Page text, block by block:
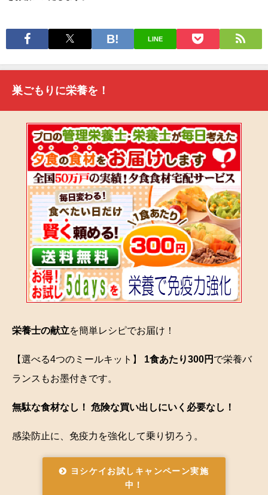
LINE
巣ごもりに栄養を！
栄養士の献立を簡単レシピでお届け！
【選べる4つのミールキット】 1食あたり300円 で栄養バ
ランスもお墨付きです。
無駄な食材なし！ 危険な買い出しにいく必要なし！
感染防止に、免疫力を強化して乗り切ろう。
ヨシケイお試しキャンペーン実施
中！